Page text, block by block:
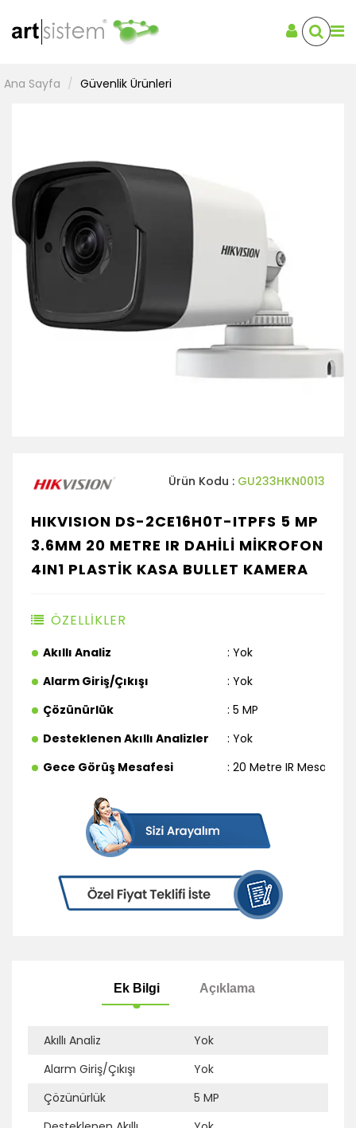
Ana Sayfa Güvenlik Ürünleri
Ürün Kodu : GU233HKN0013
HIKVISION DS-2CE16H0T-ITPFS 5 MP
3.6MM 20 METRE IR DAHİLİ MİKROFON
4IN1 PLASTİK KASA BULLET KAMERA
ÖZELLİKLER
Akıllı Analiz
: Yok
Alarm Giriş/Çıkışı
: Yok
Çözünürlük
: 5 MP
Desteklenen Akıllı Analizler
: Yok
Gece Görüş Mesafesi
: 20 Metre IR Mesafe
Akıllı Analiz
Yok
Alarm Giriş/Çıkışı
Yok
Çözünürlük
5 MP